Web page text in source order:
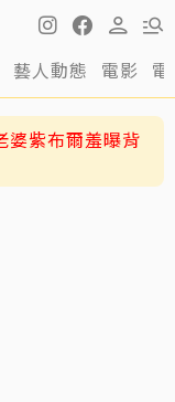
藝人動態 電影
婆紫布爾羞曝背